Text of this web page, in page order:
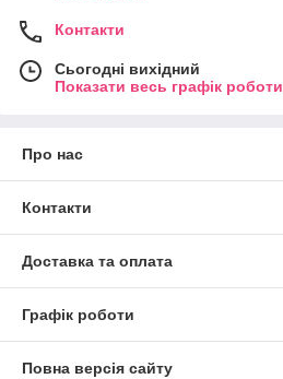
Контакти
Сьогодні вихідний
Показати весь графік роботи
Про нас
Контакти
Доставка та оплата
Графік роботи
Повна версія сайту